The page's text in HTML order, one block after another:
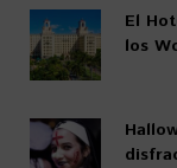
El
los